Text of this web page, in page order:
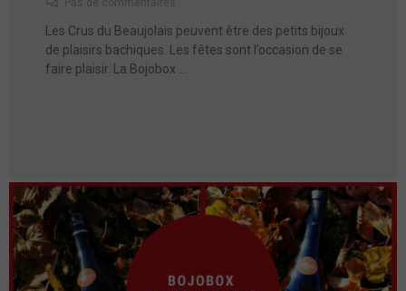
Les Crus du Beaujolais peuvent être des petits bijoux
de plaisirs bachiques. Les fêtes sont l’occasion de se
faire plaisir. La Bojobox …